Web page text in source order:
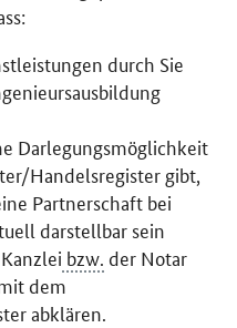
durch Sie
Darlegungsmöglichkeit
Handelsregister gibt,
Partnerschaft bei
darstellbar sein
bzw. der Notar
dem
abklären.